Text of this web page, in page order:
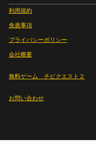
利用規約
免責事項
プライバシーポリシー
会社概要
無料ゲーム チビクエスト２
お問い合わせ